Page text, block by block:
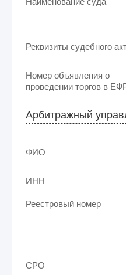
Реквизиты судебного
Номер объявления о
проведении торгов в
Арбитражный
ФИО
ИНН
Реестровый номер
СРО